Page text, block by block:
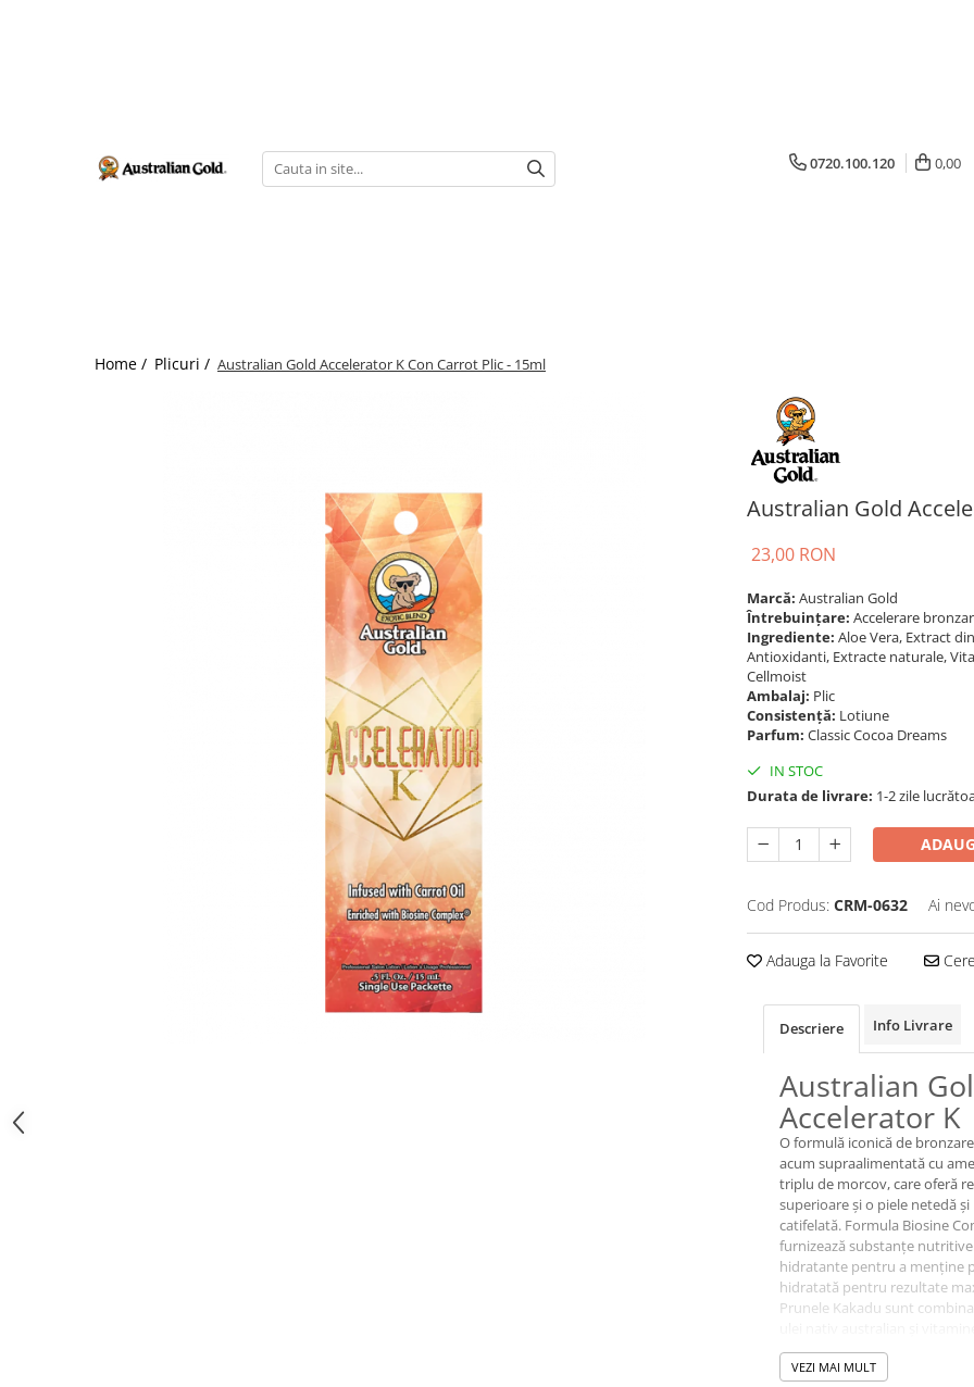
0720.100.120 0,00
Home / Plicuri / Australian Gold Accelerator K Con Carrot Plic - 15ml
Australian Gold
23,00 RON
Marcă: Australian Gold
Întrebuințare: Accelerare
Ingrediente: Aloe Vera, Extract
Antioxidanti, Extracte naturale,
Cellmoist
Ambalaj: Plic
Consistență: Lotiune
Parfum: Classic Cocoa Dreams
IN STOC
Durata de livrare: 1-2 zile
Cod Produs: CRM-0632 Ai
Adauga la Favorite
Descriere Info Livrare
Australian
Accelerator K
O formulă iconică de
acum supraalimentată cu
triplu de morcov, care oferă
superioare și o piele netedă și
catifelată. Formula Biosine
furnizează substanțe nutritive
hidratante pentru a menține
hidratată pentru rezultate
Prunele Kakadu sunt
pentru a ajuta la protejarea
factorilor de mediu, pentru un
VEZI MAI MULT